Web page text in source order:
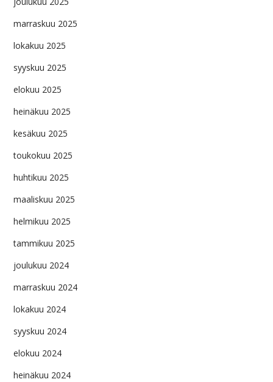
marraskuu 2025
lokakuu 2025
syyskuu 2025
elokuu 2025
heinäkuu 2025
kesäkuu 2025
toukokuu 2025
huhtikuu 2025
maaliskuu 2025
helmikuu 2025
tammikuu 2025
joulukuu 2024
marraskuu 2024
lokakuu 2024
syyskuu 2024
elokuu 2024
heinäkuu 2024